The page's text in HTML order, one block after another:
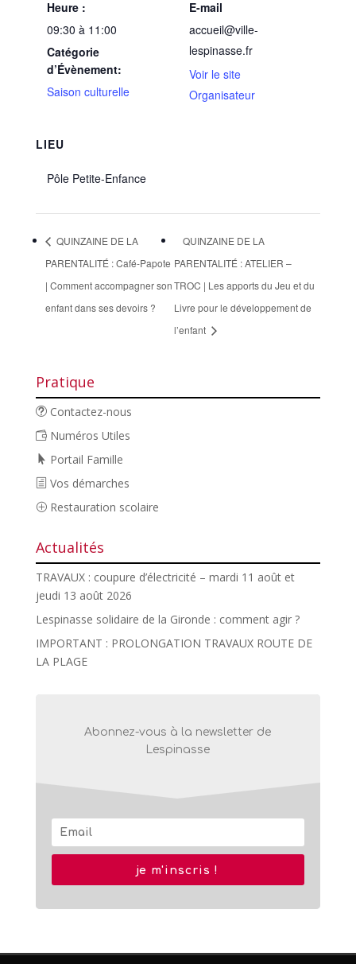
Heure :
09:30 à 11:00
Catégorie
d’Évènement:
Saison culturelle
LIEU
Pôle Petite-Enfance
E-mail
accueil@ville-
lespinasse.fr
Voir le site
Organisateur
QUINZAINE DE LA
PARENTALITÉ : Café-Papote
| Comment accompagner son
enfant dans ses devoirs ?
QUINZAINE DE LA
PARENTALITÉ : ATELIER –
TROC | Les apports du Jeu et du
Livre pour le développement de
l’enfant
Pratique
Contactez-nous
Numéros Utiles
Portail Famille
Vos démarches
Restauration scolaire
Actualités
TRAVAUX : coupure d’électricité – mardi 11 août et
jeudi 13 août 2026
Lespinasse solidaire de la Gironde : comment agir ?
IMPORTANT : PROLONGATION TRAVAUX ROUTE DE
LA PLAGE
Abonnez-vous à la newsletter de
Lespinasse
je m'inscris !